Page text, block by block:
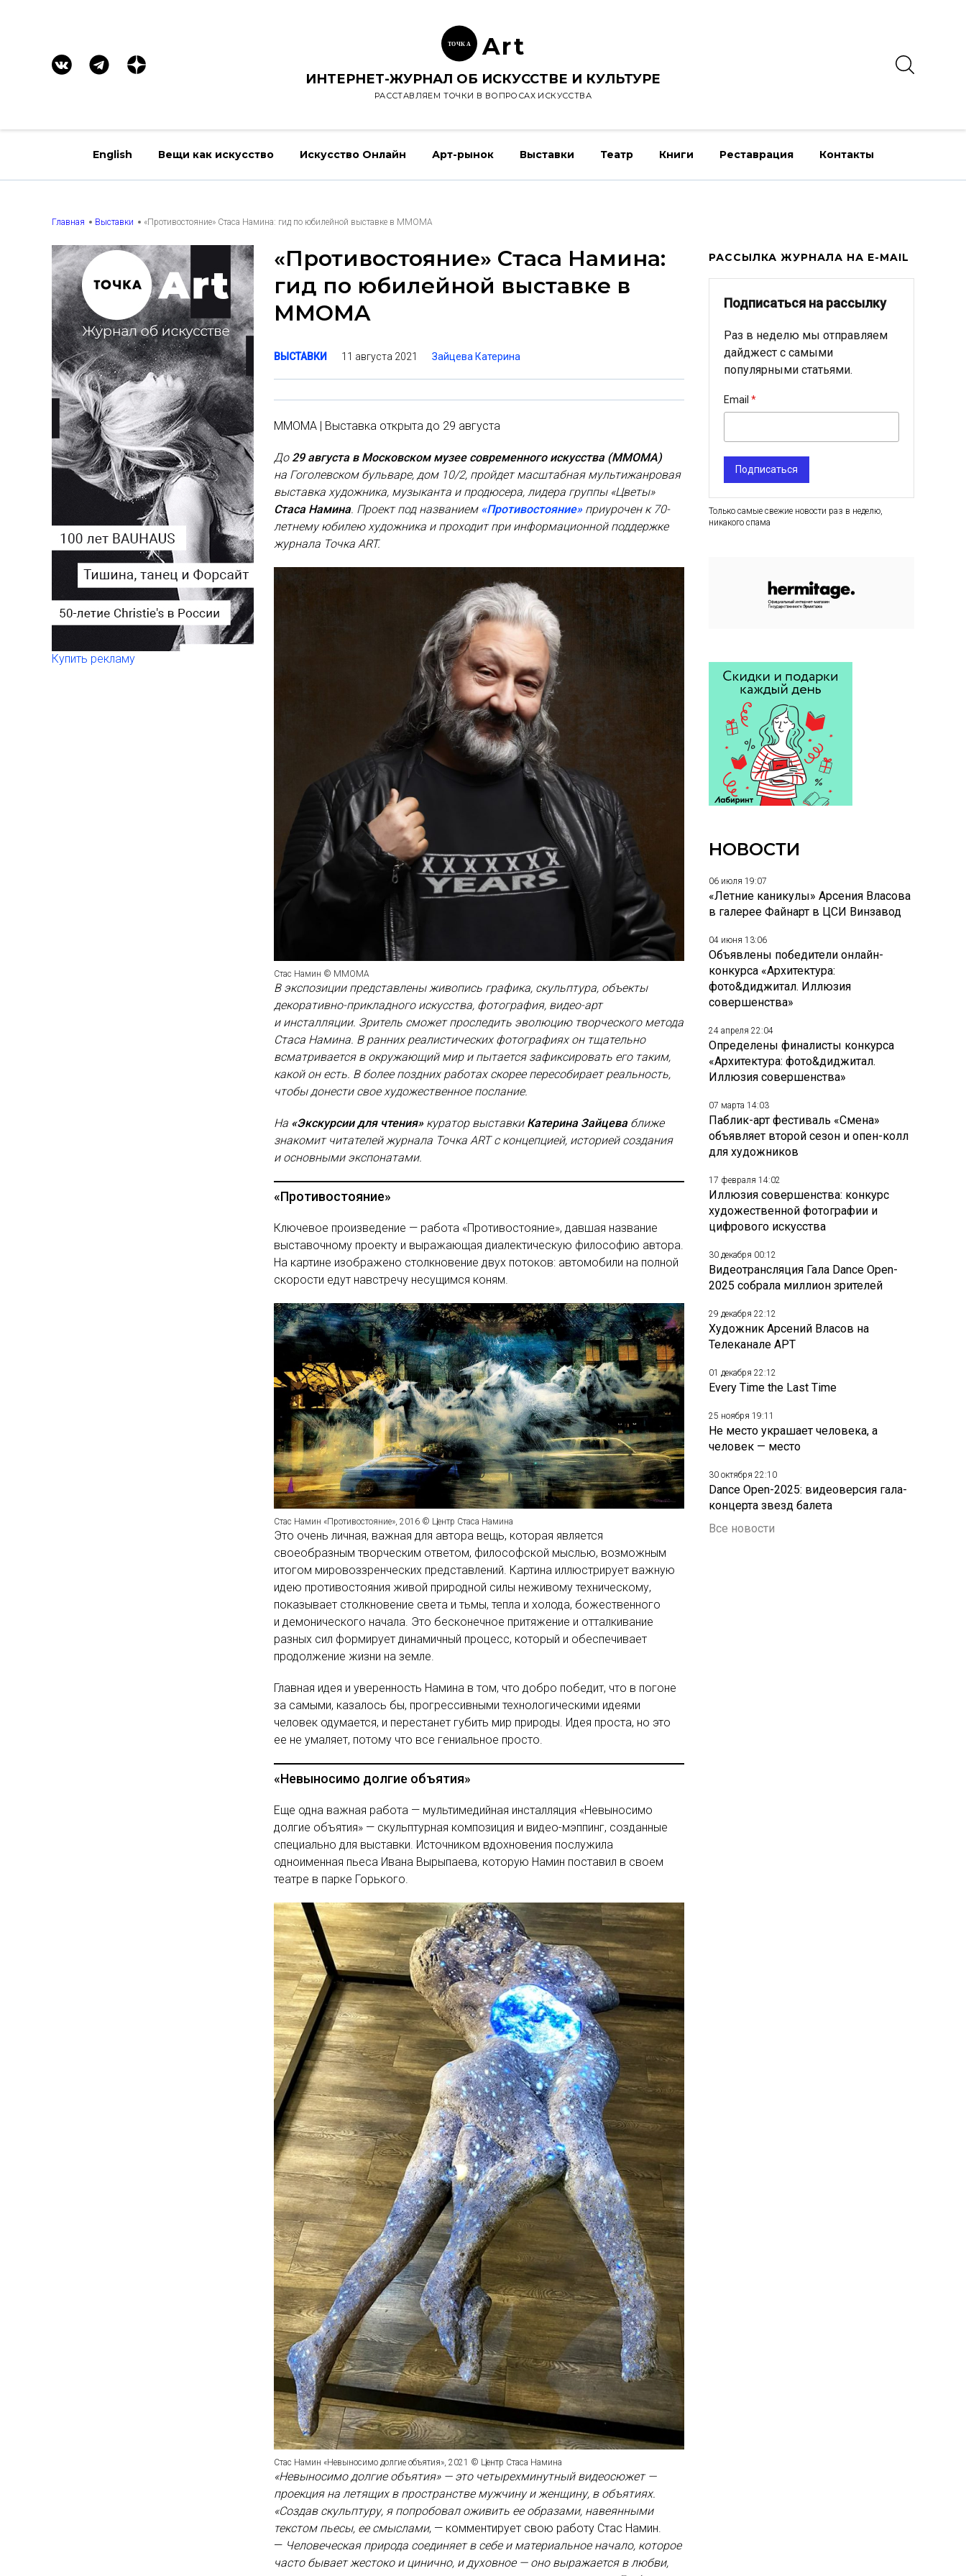
ТОЧК А Art
ИНТЕРНЕТ-ЖУРНАЛ ОБ ИСКУССТВЕ И КУЛЬТУРЕ
РАССТАВЛЯЕМ ТОЧКИ В ВОПРОСАХ ИСКУССТВА
English Вещи как искусство Искусство Онлайн Арт-рынок Выставки Театр Книги Реставрация Контакты
Главная Выставки «Противостояние» Стаса Намина: гид по юбилейной выставке в MMOMA
Купить рекламу
«Противостояние» Стаса Намина:
гид по юбилейной выставке в
MMOMA
ВЫСТАВКИ 11 августа 2021 Зайцева Катерина
ММОМА | Выставка открыта до 29 августа
До 29 августа в Московском музее современного искусства (MMOMA)
на Гоголевском бульваре, дом 10/2, пройдет масштабная мультижанровая
выставка художника, музыканта и продюсера, лидера группы «Цветы»
Стаса Намина. Проект под названием «Противостояние»приурочен к 70-
летнему юбилею художника и проходит при информационной поддержке
журнала Точка ART.
Стас Намин © ММОМА
В экспозиции представлены живопись графика, скульптура, объекты
декоративно-прикладного искусства, фотография, видео-арт
и инсталляции. Зритель сможет проследить эволюцию творческого метода
Стаса Намина. В ранних реалистических фотографиях он тщательно
всматривается в окружающий мир и пытается зафиксировать его таким,
какой он есть. В более поздних работах скорее пересобирает реальность,
чтобы донести свое художественное послание.
На «Экскурсии для чтения»куратор выставки Катерина Зайцеваближе
знакомит читателей журнала Точка ART с концепцией, историей создания
и основными экспонатами.
«Противостояние»
Ключевое произведение — работа «Противостояние», давшая название
выставочному проекту и выражающая диалектическую философию автора.
На картине изображено столкновение двух потоков: автомобили на полной
скорости едут навстречу несущимся коням.
Стас Намин «Противостояние», 2016 © Центр Стаса Намина
Это очень личная, важная для автора вещь, которая является
своеобразным творческим ответом, философской мыслью, возможным
итогом мировоззренческих представлений. Картина иллюстрирует важную
идею противостояния живой природной силы неживому техническому,
показывает столкновение света и тьмы, тепла и холода, божественного
и демонического начала. Это бесконечное притяжение и отталкивание
разных сил формирует динамичный процесс, который и обеспечивает
продолжение жизни на земле.
Главная идея и уверенность Намина в том, что добро победит, что в погоне
за самыми, казалось бы, прогрессивными технологическими идеями
человек одумается, и перестанет губить мир природы. Идея проста, но это
ее не умаляет, потому что все гениальное просто.
«Невыносимо долгие объятия»
Еще одна важная работа — мультимедийная инсталляция «Невыносимо
долгие объятия» — скульптурная композиция и видео-мэппинг, созданные
специально для выставки. Источником вдохновения послужила
одноименная пьеса Ивана Вырыпаева, которую Намин поставил в своем
театре в парке Горького.
Стас Намин «Невыносимо долгие объятия», 2021 © Центр Стаса Намина
«Невыносимо долгие объятия» — это четырехминутный видеосюжет —
проекция на летящих в пространстве мужчину и женщину, в объятиях.
«Создав скульптуру, я попробовал оживить ее образами, навеянными
текстом пьесы, ее смыслами, — комментирует свою работу Стас Намин.
— Человеческая природа соединяет в себе и материальное начало, которое
часто бывает жестоко и цинично, и духовное — оно выражается в любви,
РАССЫЛКА ЖУРНАЛА НА E-MAIL
Подписаться на рассылку
Раз в неделю мы отправляем
дайджест с самыми
популярными статьями.
Email
Подписаться
Только самые свежие новости раз в неделю,
никакого спама
НОВОСТИ
06 июля 19:07
«Летние каникулы» Арсения Власова
в галерее Файнарт в ЦСИ Винзавод
04 июня 13:06
Объявлены победители онлайн-
конкурса «Архитектура:
фото&диджитал. Иллюзия
совершенства»
24 апреля 22:04
Определены финалисты конкурса
«Архитектура: фото&диджитал.
Иллюзия совершенства»
07 марта 14:03
Паблик-арт фестиваль «Смена»
объявляет второй сезон и опен-колл
для художников
17 февраля 14:02
Иллюзия совершенства: конкурс
художественной фотографии и
цифрового искусства
30 декабря 00:12
Видеотрансляция Гала Dance Open-
2025 собрала миллион зрителей
29 декабря 22:12
Художник Арсений Власов на
Телеканале АРТ
01 декабря 22:12
Every Time the Last Time
25 ноября 19:11
Не место украшает человека, а
человек — место
30 октября 22:10
Dance Open-2025: видеоверсия гала-
концерта звезд балета
Все новости